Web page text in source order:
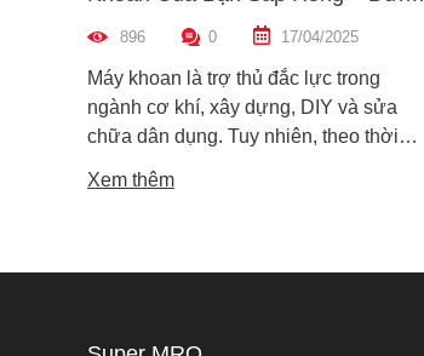
896 0 17/04/2025
Máy khoan là trợ thủ đắc lực trong
ngành cơ khí, xây dựng, DIY và sửa
chữa dân dụng. Tuy nhiên, theo thời
xuống cấp và hư hỏng nếu không được
Xem thêm